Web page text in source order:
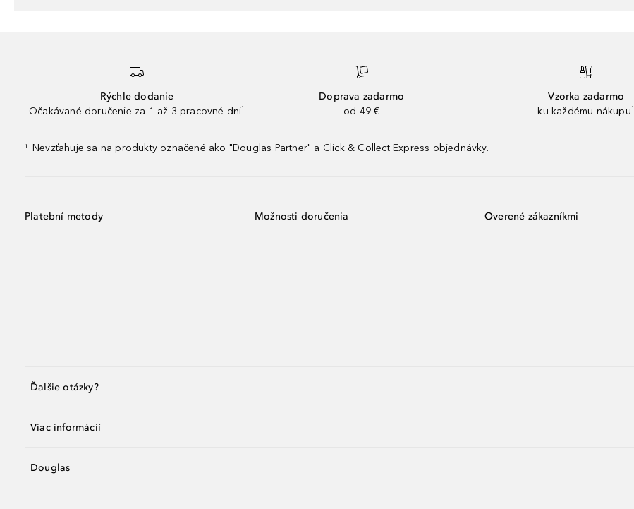
Rýchle dodanie
Očakávané doručenie za 1 až 3 pracovné dni¹
Doprava zadarmo
od 49 €
Vzorka zadarmo
ku každému nákupu¹
¹ Nevzťahuje sa na produkty označené ako "Douglas Partner" a Click & Collect Express objednávky.
Platební metody Možnosti doručenia Overené zákazníkmi
Ďalšie otázky?
Viac informácií
Douglas